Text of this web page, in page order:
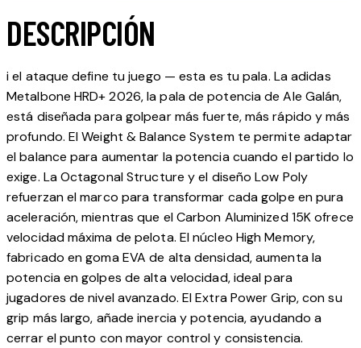
cantidad
DESCRIPCIÓN
i el ataque define tu juego — esta es tu pala. La adidas
Metalbone HRD+ 2026, la pala de potencia de Ale Galán,
está diseñada para golpear más fuerte, más rápido y más
profundo. El Weight & Balance System te permite adaptar
el balance para aumentar la potencia cuando el partido lo
exige. La Octagonal Structure y el diseño Low Poly
refuerzan el marco para transformar cada golpe en pura
aceleración, mientras que el Carbon Aluminized 15K ofrece
velocidad máxima de pelota. El núcleo High Memory,
fabricado en goma EVA de alta densidad, aumenta la
potencia en golpes de alta velocidad, ideal para
jugadores de nivel avanzado. El Extra Power Grip, con su
grip más largo, añade inercia y potencia, ayudando a
cerrar el punto con mayor control y consistencia.